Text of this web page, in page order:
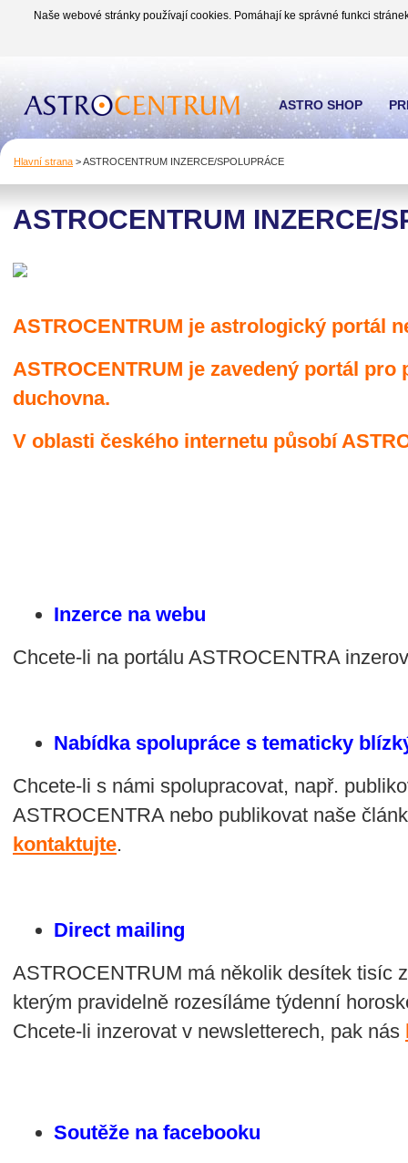
Naše webové stránky používají cookies. Pomáhají ke správné funkci
Hlavní strana >ASTROCENTRUM INZERCE/SPOLUPRÁCE
ASTROCENTRUM INZERCE/
ASTROCENTRUM je astrologický portál
ASTROCENTRUM je zavedený portál
duchovna.
V oblasti českého internetu působí
Inzerce na webu
Chcete-li na portálu ASTROCENTRA
Nabídka spolupráce s tematicky
Chcete-li s námi spolupracovat, např.
ASTROCENTRA nebo publikovat naše
kontaktujte.
Direct mailing
ASTROCENTRUM má několik desítek tisíc
kterým pravidelně rozesíláme týdenní
Chcete-li inzerovat v newsletterech, pak nás
Soutěže na facebooku
ASTRO SHOP